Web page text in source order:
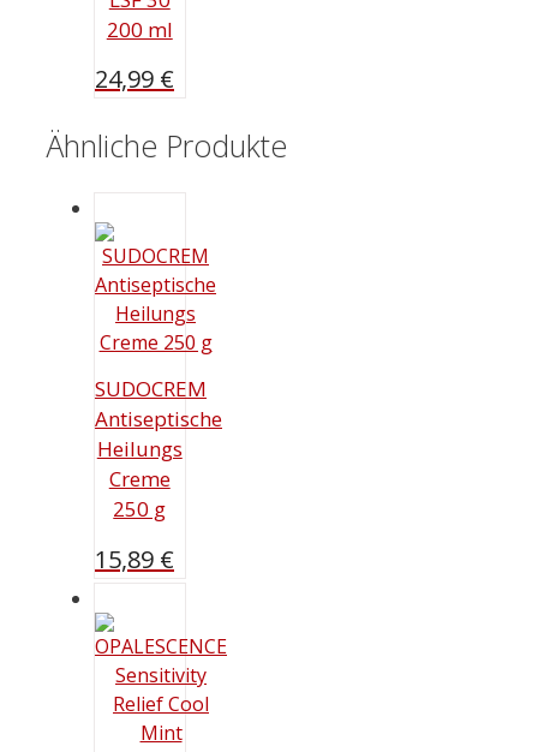
200 ml
24,99 €
Ähnliche Produkte
SUDOCREM
Antiseptische
Heilungs
Creme
250 g
15,89 €